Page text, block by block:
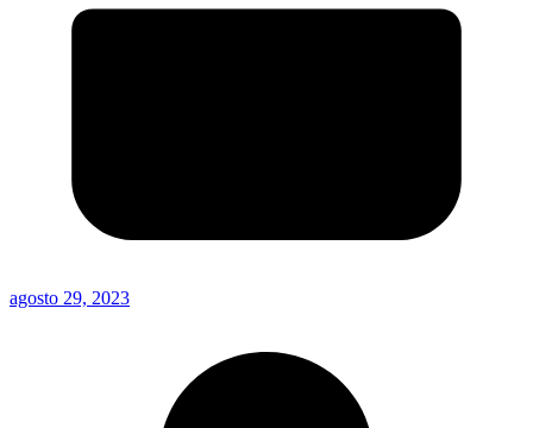
agosto 29, 2023